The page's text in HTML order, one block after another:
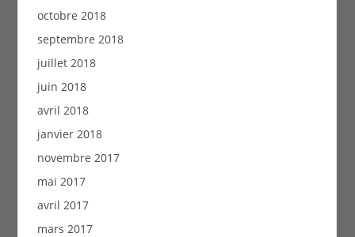
octobre 2018
septembre 2018
juillet 2018
juin 2018
avril 2018
janvier 2018
novembre 2017
mai 2017
avril 2017
mars 2017